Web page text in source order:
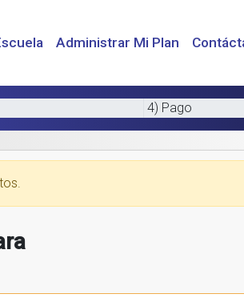
Administrar Mi Plan
4) Pago